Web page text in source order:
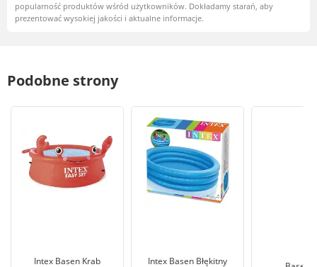
popularność produktów wśród użytkowników. Dokładamy starań, aby
prezentować wysokiej jakości i aktualne informacje.
Podobne strony
Intex Basen Krab
Intex Basen Błękitny